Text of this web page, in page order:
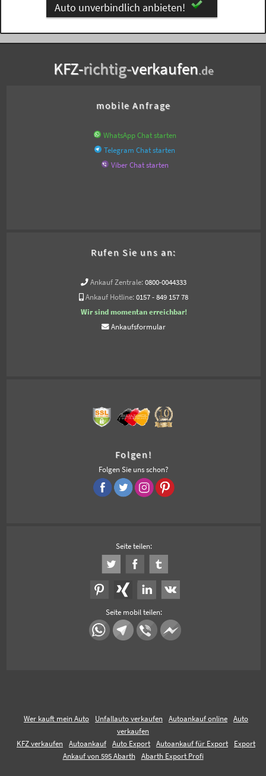
Auto unverbindlich anbieten!
KFZ-richtig-verkaufen.de
mobile Anfrage
WhatsApp Chat starten
Telegram Chat starten
Viber Chat starten
Rufen Sie uns an:
Ankauf Zentrale: 0800-0044333
Ankauf Hotline: 0157 - 849 157 78
Wir sind momentan erreichbar!
Ankaufsformular
Folgen!
Folgen Sie uns schon?
Seite teilen:
Seite mobil teilen:
Wer kauft mein Auto Unfallauto verkaufen Autoankauf online
Auto
verkaufen
KFZ verkaufen
Autoankauf Auto Export Autoankauf für Export
Export
Ankauf von 595 Abarth
Abarth Export Profi